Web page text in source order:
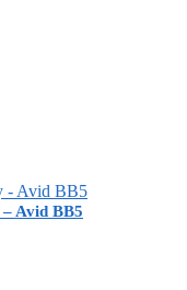
Avid BB5